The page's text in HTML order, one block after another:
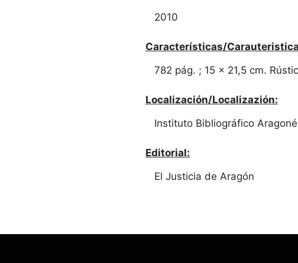
2010
Características/
782 pág. ; 15 x 21,5 cm.
Localización/Localizazión:
Instituto Bibliográfico
Editorial:
El Justicia de Aragón